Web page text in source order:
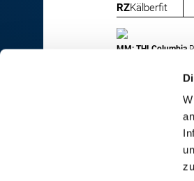
RZKälberfit
MM: THI Columbia
RINDER-
RUW-